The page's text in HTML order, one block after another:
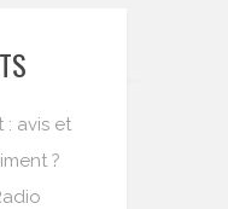
: avis et
?